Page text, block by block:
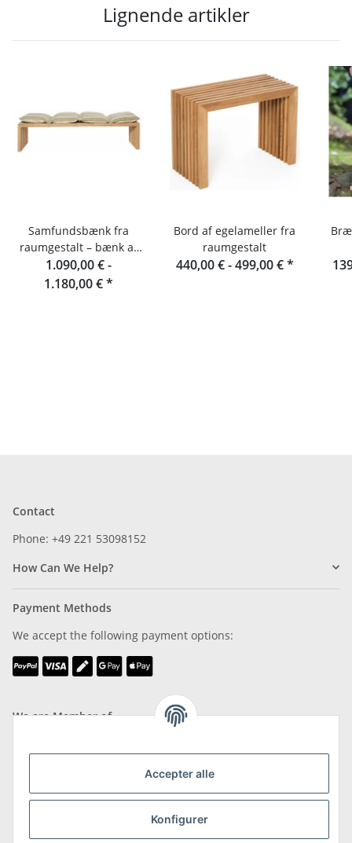
Accepter alle
Konfigurer
Lignende artikler
Samfundsbænk fra
raumgestalt – bænk af
egelameller 180 cm
1.090,00 € -
1.180,00 €*
Bord af egelameller fra
raumgestalt
440,00 € -499,00 €*
Contact
Phone: +49 221 53098152
How Can We Help?
Payment Methods
We accept the following payment options:
We are Member of